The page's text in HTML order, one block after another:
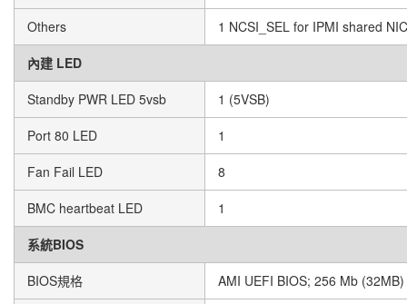
Others
1 NCSI_SEL for IPMI shared NIC
內建 LED
Standby PWR LED 5vsb
1 (5VSB)
Port 80 LED
1
Fan Fail LED
8
BMC heartbeat LED
1
系統BIOS
BIOS規格
AMI UEFI BIOS; 256 Mb